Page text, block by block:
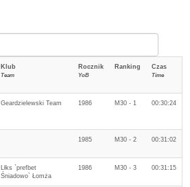
Klub
Team
Rocznik
YoB
Ranking Czas
Time
Geardzielewski Team 1986 M30 - 1 00:30:24
1985 M30 - 2 00:31:02
Lłks `prefbet
Śniadowo` Łomża
1986 M30 - 3 00:31:15